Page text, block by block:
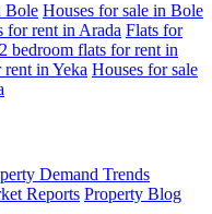
Bole Houses for sale in Bole
for rent in Arada Flats for
2 bedroom flats for rent in
rent in Yeka Houses for sale
Demand Trends
Reports Property Blog